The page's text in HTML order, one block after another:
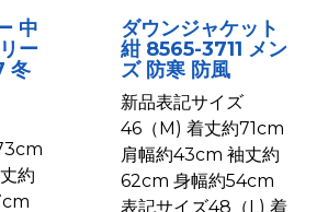
中
ー
冬
約
ダウンジャケット
紺 8565-3711 メン
ズ 防寒 防風
新品表記サイズ
46（M) 着丈約71cm
肩幅約43cm 袖丈約
62cm 身幅約54cm
表記サイズ48（L) 着